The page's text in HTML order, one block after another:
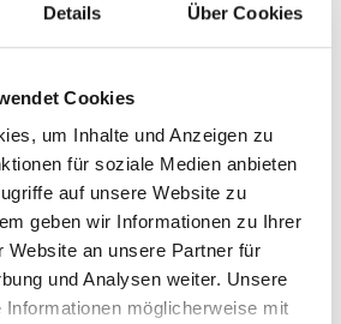
Details Über Cookies
Cookies
um Inhalte und Anzeigen zu
für soziale Medien anbieten
auf unsere Website zu
geben wir Informationen zu Ihrer
Website an unsere Partner für
und Analysen weiter. Unsere
Informationen möglicherweise mit
bildung/fachkraeftesicherun
hinzufügen